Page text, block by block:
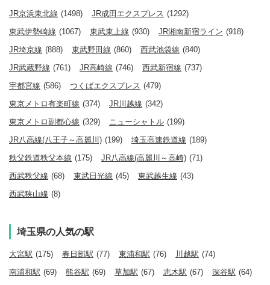
JR京浜東北線 (1498) JR成田エクスプレス (1292)
東武伊勢崎線 (1067) 東武東上線 (930) JR湘南新宿ライン (918)
JR埼京線 (888) 東武野田線 (860) 西武池袋線 (840)
JR武蔵野線 (761) JR高崎線 (746) 西武新宿線 (737)
宇都宮線 (586) つくばエクスプレス (479)
東京メトロ有楽町線 (374) JR川越線 (342)
東京メトロ副都心線 (329) ニューシャトル (199)
JR八高線(八王子～高麗川) (199) 埼玉高速鉄道線 (189)
秩父鉄道秩父本線 (175) JR八高線(高麗川～高崎) (71)
西武秩父線 (68) 東武日光線 (45) 東武越生線 (43)
西武狭山線 (8)
埼玉県の人気の駅
大宮駅 (175) 春日部駅 (77) 東浦和駅 (76) 川越駅 (74)
南浦和駅 (69) 熊谷駅 (69) 草加駅 (67) 志木駅 (67) 深谷駅 (64)